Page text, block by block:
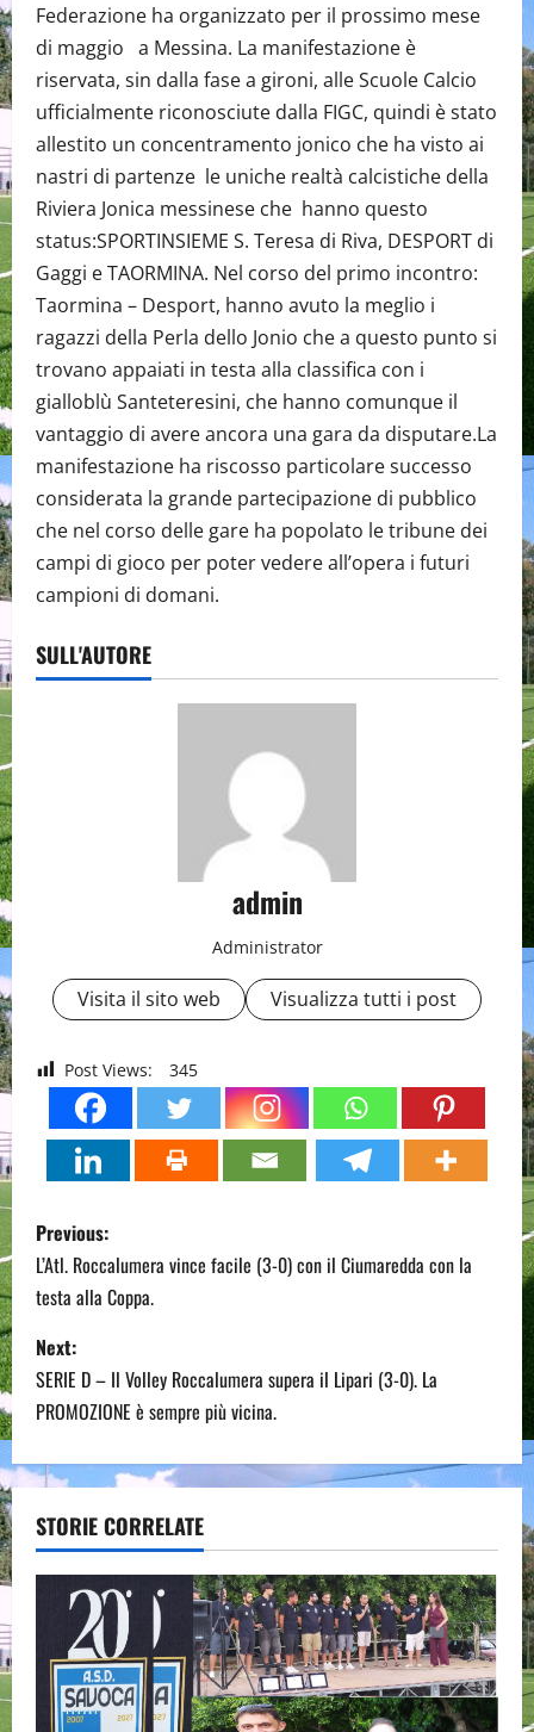
Federazione ha organizzato per il prossimo mese
di maggio a Messina. La manifestazione è
riservata, sin dalla fase a gironi, alle Scuole Calcio
ufficialmente riconosciute dalla FIGC, quindi è stato
allestito un concentramento jonico che ha visto ai
nastri di partenze le uniche realtà calcistiche della
Riviera Jonica messinese che hanno questo
status:SPORTINSIEME S. Teresa di Riva, DESPORT di
Gaggi e TAORMINA. Nel corso del primo incontro:
Taormina – Desport, hanno avuto la meglio i
ragazzi della Perla dello Jonio che a questo punto si
trovano appaiati in testa alla classifica con i
gialloblù Santeteresini, che hanno comunque il
vantaggio di avere ancora una gara da disputare.La
manifestazione ha riscosso particolare successo
considerata la grande partecipazione di pubblico
che nel corso delle gare ha popolato le tribune dei
campi di gioco per poter vedere all’opera i futuri
campioni di domani.
SULL'AUTORE
admin
Administrator
Visita il sito web Visualizza tutti i post
Post Views: 345
P
o
s
t
n
a
v
i
a
Previous:
L’Atl. Roccalumera vince facile (3-0) con il Ciumaredda con la
testa alla Coppa.
Next:
SERIE D – Il Volley Roccalumera supera il Lipari (3-0). La
PROMOZIONE è sempre più vicina.
STORIE CORRELATE